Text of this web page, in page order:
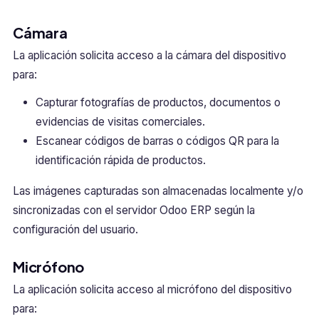
Cámara
La aplicación solicita acceso a la cámara del dispositivo
para:
Capturar fotografías de productos, documentos o
evidencias de visitas comerciales.
Escanear códigos de barras o códigos QR para la
identificación rápida de productos.
Las imágenes capturadas son almacenadas localmente y/o
sincronizadas con el servidor Odoo ERP según la
configuración del usuario.
Micrófono
La aplicación solicita acceso al micrófono del dispositivo
para: